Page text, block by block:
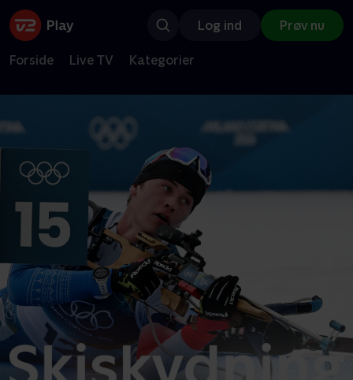
Log ind Prøv nu
Forside Live TV Kategorier